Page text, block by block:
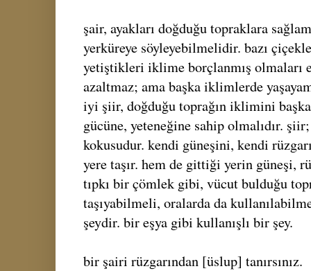
şair, ayakları doğduğu topraklara
yerküreye söyleyebilmelidir. bazı
yetiştikleri iklime borçlanmış olmaları
azaltmaz; ama başka iklimlerde
iyi şiir, doğduğu toprağın iklimini
gücüne, yeteneğine sahip olmalıdır.
kokusudur. kendi güneşini, kendi
yere taşır. hem de gittiği yerin güneşi,
tıpkı bir çömlek gibi, vücut bulduğu
taşıyabilmeli, oralarda da
şeydir. bir eşya gibi kullanışlı bir şey.
bir şairi rüzgarından [üslup] tanırsınız.